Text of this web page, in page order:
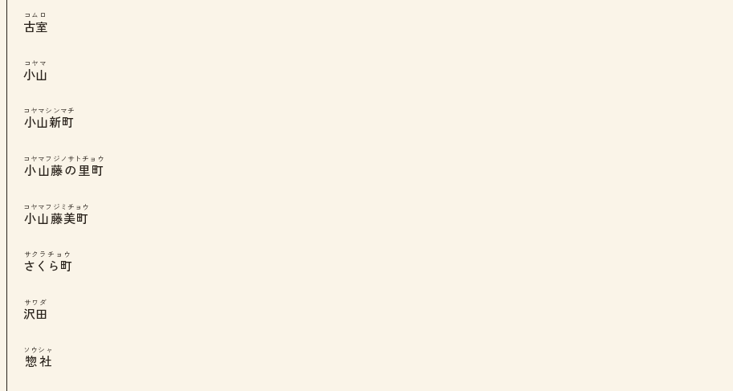
古室
コムロ
小山
コヤマ
小山新町
コヤマシンマチ
小山藤の里町
コヤマフジノサトチョウ
小山藤美町
コヤマフジミチョウ
さくら町
サクラチョウ
沢田
サワダ
惣社
ソウシャ